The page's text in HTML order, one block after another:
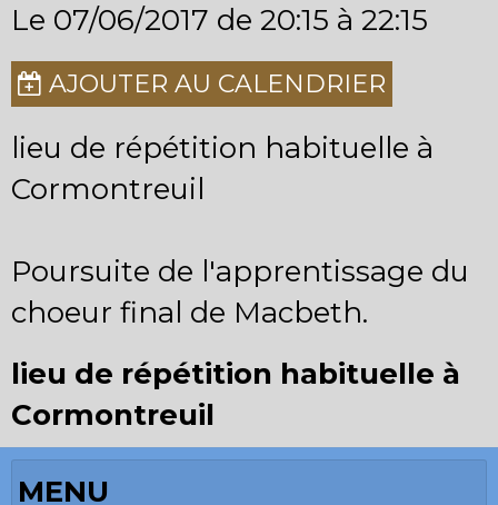
Le 07/06/2017 de 20:15 à 22:15
AJOUTER AU CALENDRIER
lieu de répétition habituelle à
Cormontreuil
Poursuite de l'apprentissage du
choeur final de Macbeth.
lieu de répétition habituelle à
Cormontreuil
MENU